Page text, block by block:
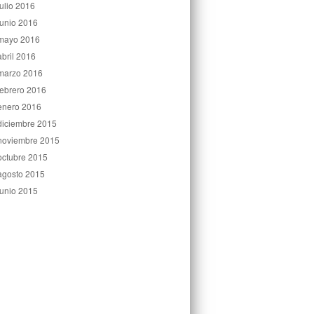
2016
2016
2016
2016
2016
2016
2016
2015
2015
2015
2015
2015